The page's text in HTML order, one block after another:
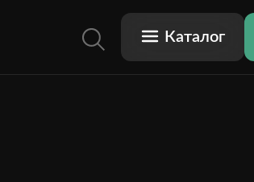
Каталог